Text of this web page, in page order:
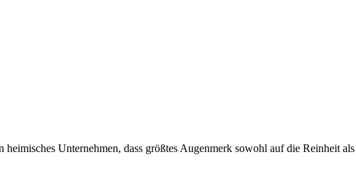
Unternehmen, dass größtes Augenmerk sowohl auf die Reinheit